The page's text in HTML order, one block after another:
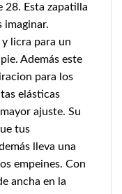
28. Esta zapatilla
imaginar.
licra para un
Además este
para los
elásticas
ajuste. Su
tus
lleva una
empeines. Con
ancha en la